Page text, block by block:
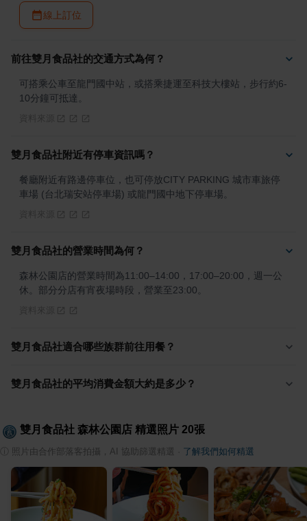
線上訂位
前往雙月食品社的交通方式為何？
可搭乘公車至龍門國中站，或搭乘捷運至科技大樓站，步行約6-
10分鐘可抵達。
雙月食品社附近有停車資訊嗎？
餐廳附近有路邊停車位，也可停放CITY PARKING 城市車旅停
車場 (台北瑞安站停車場) 或龍門國中地下停車場。
雙月食品社的營業時間為何？
森林公園店的營業時間為11:00–14:00，17:00–20:00，週一公
休。部分分店有宵夜場時段，營業至23:00。
雙月食品社適合哪些族群前往用餐？
雙月食品社的平均消費金額大約是多少？
雙月食品社 森林公園店 精選照片 20張
照片由合作部落客拍攝，AI 協助篩選精選 了解我們如何精選